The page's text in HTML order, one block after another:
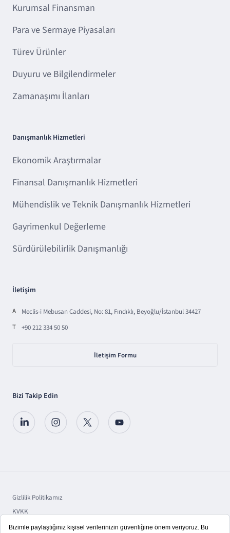
Kurumsal Finansman
Para ve Sermaye Piyasaları
Türev Ürünler
Duyuru ve Bilgilendirmeler
Zamanaşımı İlanları
Danışmanlık Hizmetleri
Ekonomik Araştırmalar
Finansal Danışmanlık Hizmetleri
Mühendislik ve Teknik Danışmanlık Hizmetleri
Gayrimenkul Değerleme
Sürdürülebilirlik Danışmanlığı
İletişim
A
Meclis-i Mebusan Caddesi, No: 81, Fındıklı, Beyoğlu/İstanbul 34427
T
+90 212 334 50 50
İletişim Formu
Bizi Takip Edin
Gizlilik Politikamız
KVKK
Sorumluluk